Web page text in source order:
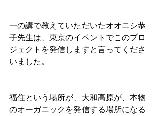
一の講で教えていただいたオオニシ恭
子先生は、東京のイベントでこのプロ
ジェクトを発信しますと言ってくださ
いました。
福住という場所が、大和高原が、本物
のオーガニックを発信する場所になる